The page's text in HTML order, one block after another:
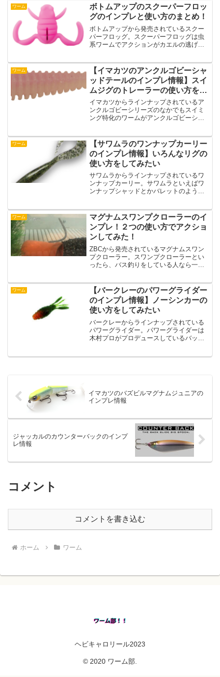
バンビはかなり気になってしまいますよ
ね。ということで、この記...
ワーム
ボトムアップのスクーパーフロッ
グのインプレと使い方のまとめ！
ボトムアップから発売されているスクー
パーフロッグ。スクーパーフロッグは虫
系ワームでアクションがカエルの逃げる
ーパーフロッグのインプレ情報と使い方
をまとめたので紹介してい...
ワーム
【イマカツのアンクルゴビーシャ
ッドテールのインプレ情報】スイ
ムジグのトレーラーの使い方をし
てみたい
イマカツからラインナップされているア
ンクルゴビーシリーズのなかでもスイミ
ング特化のワームがアンクルゴビーシャ
んな人はアンクルゴビーシャッドテール
を検討してみるのもいいの...
ワーム
【サワムラのワンナップカーリー
のインプレ情報】いろんなリグの
使い方をしてみたい
サワムラからラインナップされているワ
ンナップカーリー。サワムラといえばワ
ンナップシャッドとかバレットのような
のではないでしょうか？そんなサワムラ
のワンナップカーリーの特...
ワーム
マグナムスワンプクローラーのイ
ンプレ！２つの使い方でアクショ
ンしてみた！
ZBCから発売されているマグナムスワン
プクローラー。スワンプクローラーとい
ったら、バス釣りをしている人なら一度
プクローラーシリーズのマグナムスワン
プクローラーを水中アク...
ワーム
【バークレーのパワーグライダー
のインプレ情報】ノーシンカーの
使い方をしてみたい
バークレーからラインナップされている
パワーグライダー。パワーグライダーは
木村プロがプロデュースしているバック
イマカツのバズビルマグナムジュニアの
インプレ情報
ジャッカルのカウンターバックのインプ
レ情報
コメント
コメントを書き込む
ホーム ワーム
ヘビキャロリール2023
© 2020 ワーム部.